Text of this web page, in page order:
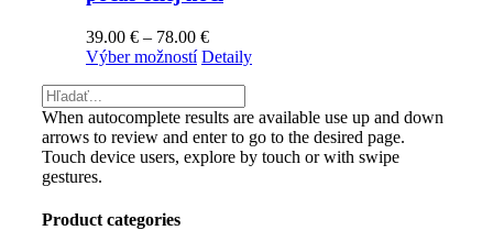
Možnosti
môžete
vybrať
na
stránke
produktu.
39.00 € – 78.00 €Price
range:
78.00 €
Výber možností Tento
viacero
variantov.
Možnosti
Detaily
When autocomplete results are available use up and down
arrows to review and enter to go to the desired page.
Touch device users, explore by touch or with swipe
gestures.
Product categories